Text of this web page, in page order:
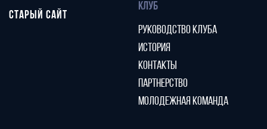
СТАРЫЙ САЙТ
КЛУБ
РУКОВОДСТВО КЛУБА
ИСТОРИЯ
КОНТАКТЫ
ПАРТНЕРСТВО
МОЛОДЕЖНАЯ КОМАНДА